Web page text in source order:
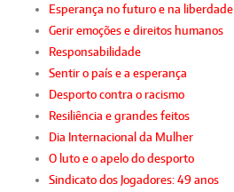
Esperança no futuro e na liberdade
Gerir emoções e direitos humanos
Responsabilidade
Sentir o país e a esperança
Desporto contra o racismo
Resiliência e grandes feitos
Dia Internacional da Mulher
O luto e o apelo do desporto
Sindicato dos Jogadores: 49 anos